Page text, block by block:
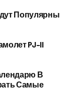
Популярны
PJ–II
В
Самые